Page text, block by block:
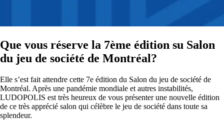
Que vous réserve la 7ème édition su Salon
du jeu de société de Montréal?
Elle s’est fait attendre cette 7e édition du Salon du jeu de société de
Montréal. Après une pandémie mondiale et autres instabilités,
LUDOPOLIS est très heureux de vous présenter une nouvelle édition
de ce très apprécié salon qui célèbre le jeu de société dans toute sa
splendeur.